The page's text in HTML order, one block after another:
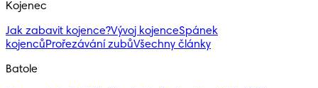
Kojenec
Jak zabavit kojence?Vývoj kojenceSpánek
kojencůProřezávání zubůVšechny články
Batole